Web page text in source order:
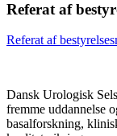
Referat af
Referat af
Dansk Urologisk
fremme uddannelse
basalforskning,